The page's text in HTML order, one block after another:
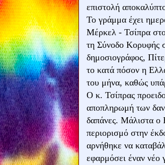
επιστολή
Το γράμμα έχει
Μέρκελ - Τσίπρα στο
τη Σύνοδο Κορυφής
δημοσιογράφος,
το κατά πόσον η
του μήνα, καθώς
Ο κ. Τσίπρας
αποπληρωμή των
δαπάνες. Μάλιστα ο
περιορισμό στην
αρνήθηκε να
εφαρμόσει έναν νέο